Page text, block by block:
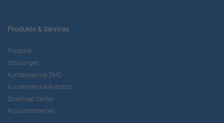
Produkte & Services
Produkte
Schulungen
Kundenservice DMC
Kundenservice Robotics
Download Center
Produktsicherheit